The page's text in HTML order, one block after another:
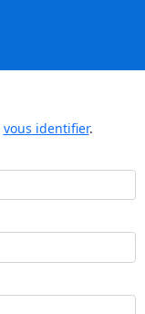
vous identifier.